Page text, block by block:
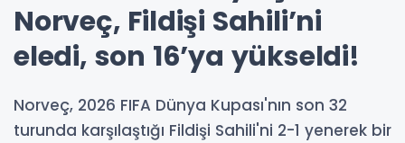
Norveç, Fildişi Sahili’ni
eledi, son 16’ya yükseldi!
Norveç, 2026 FIFA Dünya Kupası'nın son 32
turunda karşılaştığı Fildişi Sahili'ni 2-1 yenerek bir